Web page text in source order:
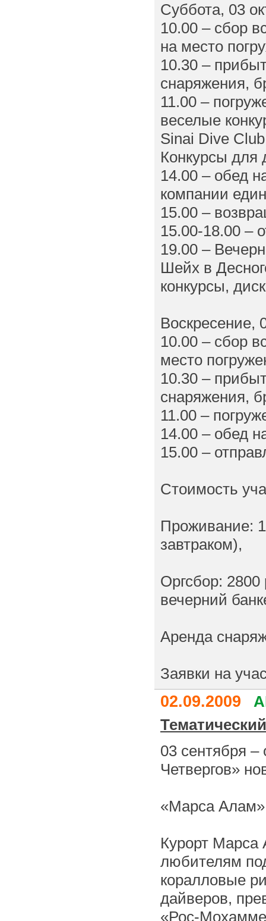
Суббота, 03
10.00 – сбор
на место
10.30 –
снаряжения,
11.00 –
веселые
Sinai Dive
Конкурсы для
14.00 – обед
компании
15.00 –
15.00-18.00 –
19.00 –
Шейх в
конкурсы,
Воскресение,
10.00 – сбор
место
10.30 –
снаряжения,
11.00 –
14.00 – обед
15.00 –
Стоимость
Проживание:
завтраком),
Оргсбор:
вечерний
Аренда
Заявки на
02.09.2009
03 сентября –
Четвергов»
«Марса
Курорт Марса
любителям
коралловые
дайверов,
«Рос-